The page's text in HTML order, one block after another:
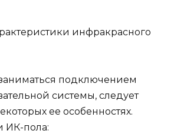
инфракрасного
подключением
системы, следует
ее особенностях.
ИК-пола: